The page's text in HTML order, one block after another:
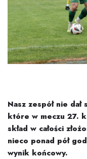
Nasz zespół nie
które w meczu 27.
skład w całości
nieco ponad pół
wynik końcowy.